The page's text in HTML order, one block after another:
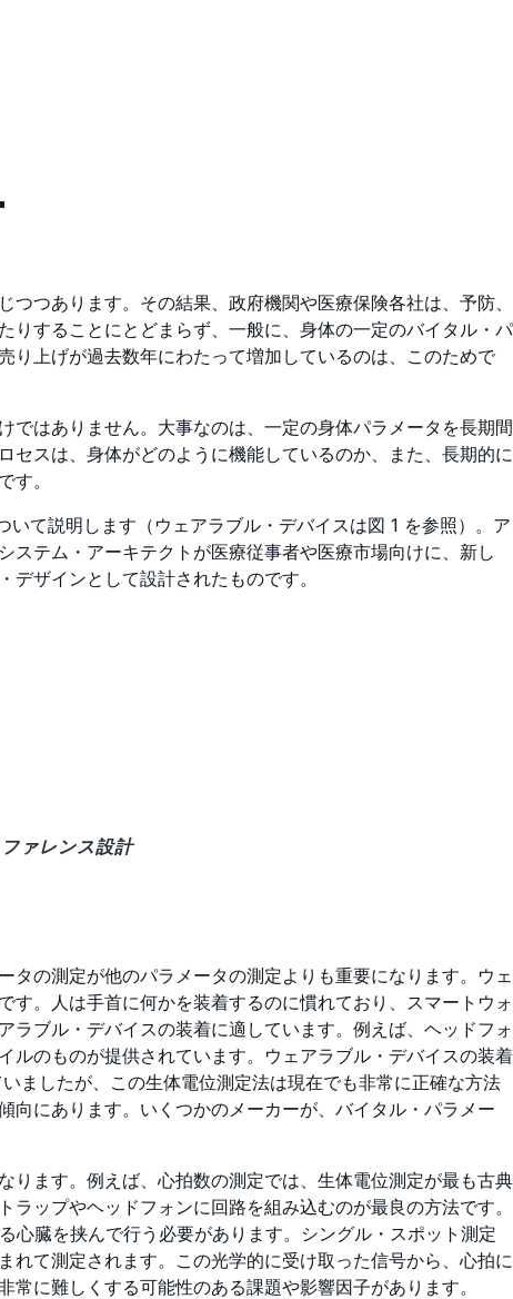
つあります。その結果、政府機関や医療保険各社は、予防、
することにとどまらず、一般に、身体の一定のバイタル・パ
り上げが過去数年にわたって増加しているのは、このためで
はありません。大事なのは、一定の身体パラメータを長期間
スは、身体がどのように機能しているのか、また、長期的に
す。
て説明します（ウェアラブル・デバイスは図 1 を参照）。ア
テム・アーキテクトが医療従事者や医療市場向けに、新し
ザインとして設計されたものです。
ァレンス設計
の測定が他のパラメータの測定よりも重要になります。ウェ
。人は手首に何かを装着するのに慣れており、スマートウォ
ブル・デバイスの装着に適しています。例えば、ヘッドフォ
ルのものが提供されています。ウェアラブル・デバイスの装着
ましたが、この生体電位測定法は現在でも非常に正確な方法
向にあります。いくつかのメーカーが、バイタル・パラメー
ます。例えば、心拍数の測定では、生体電位測定が最も古典
ップやヘッドフォンに回路を組み込むのが最良の方法です。
心臓を挟んで行う必要があります。シングル・スポット測定
て測定されます。この光学的に受け取った信号から、心拍に
に難しくする可能性のある課題や影響因子があります。